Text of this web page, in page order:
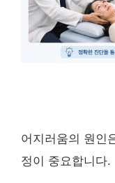
어지러움의 원인
정이 중요합니다.